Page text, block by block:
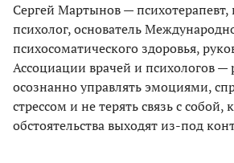
Сергей Мартынов — психотерапевт,
психолог, основатель
психосоматического здоровья,
Ассоциации врачей и психологов —
осознанно управлять эмоциями,
стрессом и не терять связь с собой,
обстоятельства выходят из-под